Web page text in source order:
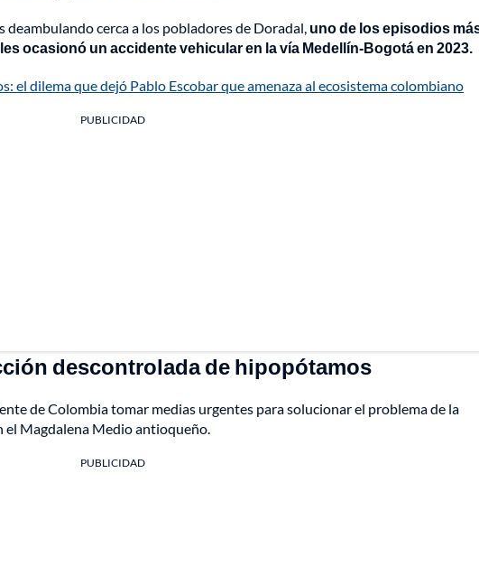
cerca a los pobladores de Doradal, uno de los episodios
ocasionó un accidente vehicular en la vía Medellín-Bogotá en 2023.
el dilema que dejó Pablo Escobar que amenaza al ecosistema colombiano
PUBLICIDAD
descontrolada de hipopótamos
de Colombia tomar medias urgentes para solucionar el problema de la
Magdalena Medio antioqueño.
PUBLICIDAD